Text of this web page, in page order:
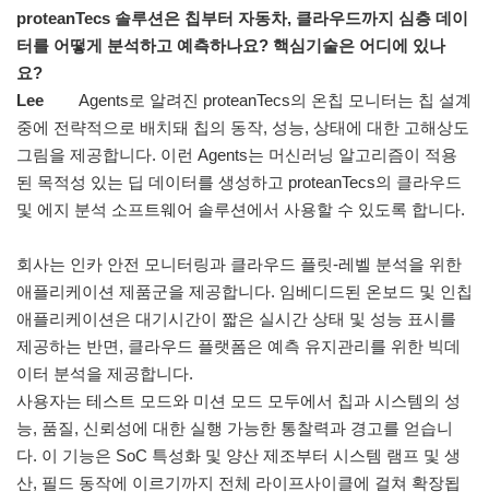
proteanTecs 솔루션은 칩부터 자동차, 클라우드까지 심층 데이
터를 어떻게 분석하고 예측하나요? 핵심기술은 어디에 있나
요?
Lee
Agents로 알려진 proteanTecs의 온칩 모니터는 칩 설계
중에 전략적으로 배치돼 칩의 동작, 성능, 상태에 대한 고해상도
그림을 제공합니다. 이런 Agents는 머신러닝 알고리즘이 적용
된 목적성 있는 딥 데이터를 생성하고 proteanTecs의 클라우드
및 에지 분석 소프트웨어 솔루션에서 사용할 수 있도록 합니다.
회사는 인카 안전 모니터링과 클라우드 플릿-레벨 분석을 위한
애플리케이션 제품군을 제공합니다. 임베디드된 온보드 및 인칩
애플리케이션은 대기시간이 짧은 실시간 상태 및 성능 표시를
제공하는 반면, 클라우드 플랫폼은 예측 유지관리를 위한 빅데
이터 분석을 제공합니다.
사용자는 테스트 모드와 미션 모드 모두에서 칩과 시스템의 성
능, 품질, 신뢰성에 대한 실행 가능한 통찰력과 경고를 얻습니
다. 이 기능은 SoC 특성화 및 양산 제조부터 시스템 램프 및 생
산, 필드 동작에 이르기까지 전체 라이프사이클에 걸쳐 확장됩